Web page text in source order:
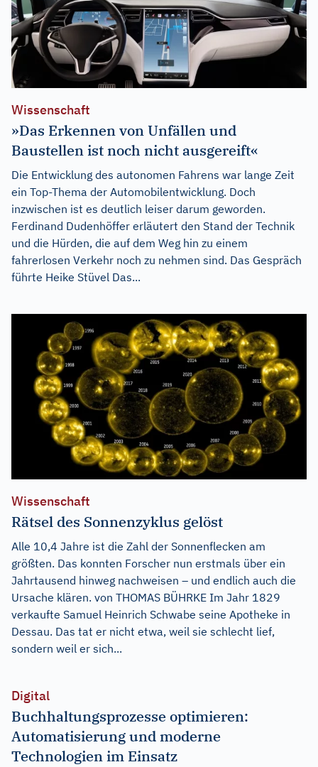
Wissenschaft
»Das Erkennen von Unfällen und
Baustellen ist noch nicht ausgereift«
Die Entwicklung des autonomen Fahrens war lange Zeit
ein Top-Thema der Automobilentwicklung. Doch
inzwischen ist es deutlich leiser darum geworden.
Ferdinand Dudenhöffer erläutert den Stand der Technik
und die Hürden, die auf dem Weg hin zu einem
fahrerlosen Verkehr noch zu nehmen sind. Das Gespräch
führte Heike Stüvel Das...
Wissenschaft
Rätsel des Sonnenzyklus gelöst
Alle 10,4 Jahre ist die Zahl der Sonnenflecken am
größten. Das konnten Forscher nun erstmals über ein
Jahrtausend hinweg nachweisen – und endlich auch die
Ursache klären. von THOMAS BÜHRKE Im Jahr 1829
verkaufte Samuel Heinrich Schwabe seine Apotheke in
Dessau. Das tat er nicht etwa, weil sie schlecht lief,
sondern weil er sich...
Digital
Buchhaltungsprozesse optimieren:
Automatisierung und moderne
Technologien im Einsatz